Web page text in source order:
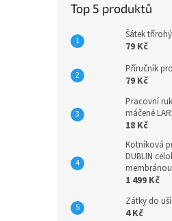
Top 5 produktů
Šátek
79 Kč
Příručník
79 Kč
Pracovní
máčené
18 Kč
Kotníková
DUBLIN
1 499 Kč
Zátky do
4 Kč